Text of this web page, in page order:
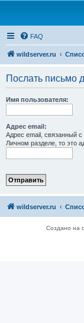
FAQ
wildserver.ru
Послать письмо
Имя пользователя:
Адрес email:
Адрес email, связанный
Личном разделе, то это
wildserver.ru
Создано на